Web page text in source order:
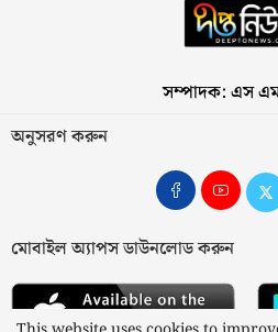
সম্পাদক: এস
অনুসরণ করুন
মোবাইল অ্যাপস ডাউনলোড করুন